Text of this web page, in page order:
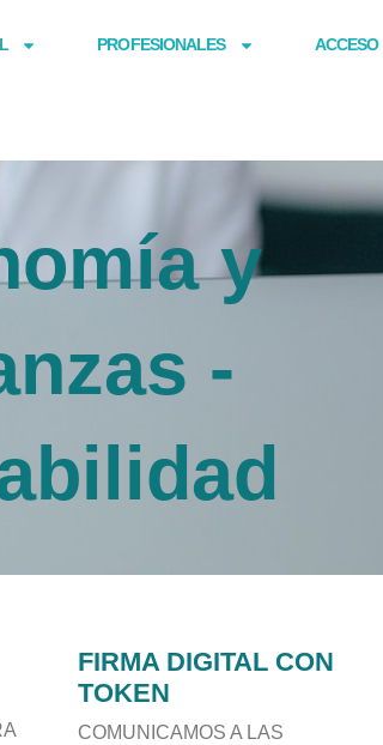
PROFESIONALES ACCESO
y
-
FIRMA DIGITAL CON
TOKEN
COMUNICAMOS A LAS